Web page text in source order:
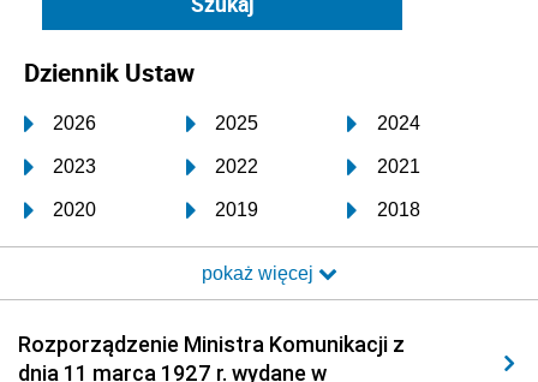
Dziennik Ustaw
2026 2025 2024
2023 2022 2021
2020 2019 2018
2017 2016 2015
2014 2013 2012
2011 2010 2009
pokaż więcej
Rozporządzenie Ministra Komunikacji z
dnia 11 marca 1927 r. wydane w